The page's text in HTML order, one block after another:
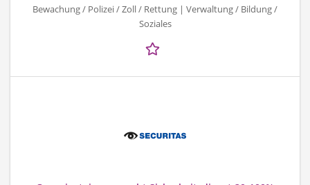
Bewachung / Polizei / Zoll / Rettung | Verwaltung / Bildung /
Soziales